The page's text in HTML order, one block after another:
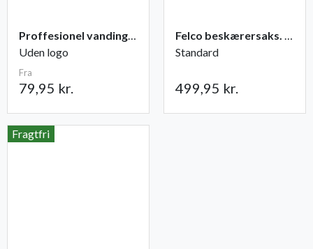
Proffesionel vandingspose 100 liter
Uden logo
Fra
79,95 kr.
Felco beskærersaks. nr. 2
Standard
499,95 kr.
Fragtfri